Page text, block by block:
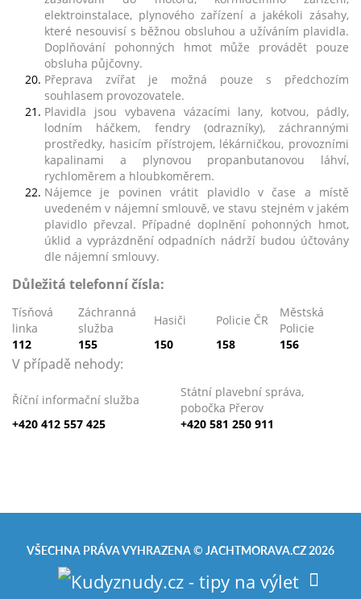
elektroinstalace, plynového zařízení a jakékoli zásahy,
které nesouvisí s běžnou obsluhou a užíváním plavidla.
Doplňování pohonných hmot může provádět pouze
obsluha půjčovny.
Přeprava zvířat je možná pouze s předchozím
souhlasem provozovatele.
Plavidla jsou vybavena vázacími lany, kotvou, pádly,
lodním háčkem, fendry (odrazníky), záchrannými
prostředky, hasicím přístrojem, lékárničkou, provozními
kapalinami a plynovou propanbutanovou láhví,
rychloměrem a hloubkoměrem.
Nájemce je povinen vrátit plavidlo v čase a místě
uvedeném v nájemní smlouvě, ve stavu stejném v jakém
plavidlo převzal. Případné doplnění pohonných hmot,
úklid a vyprázdnění odpadních nádrží budou účtovány
dle nájemní smlouvy.
Důležitá telefonní čísla:
Tísňová
linka
Záchranná
služba
Hasiči Policie ČR
Městská
Policie
112
155 150 158 156
V případě nehody:
Říční informační služba
Státní plavební správa,
pobočka Přerov
+420 412 557 425
+420 581 250 911
VŠECHNA PRÁVA VYHRAZENA © JACHTMORAVA.CZ2026